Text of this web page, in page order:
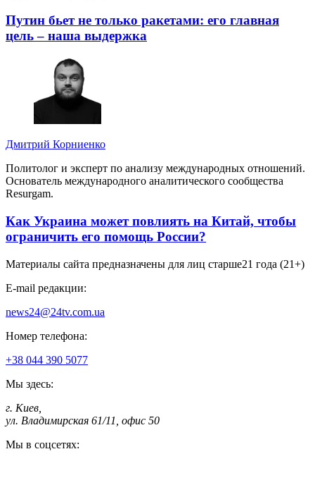
Путин бьет не только ракетами: его главная
цель – наша выдержка
Дмитрий Корниенко
Политолог и эксперт по анализу международных отношений.
Основатель международного аналитического сообщества
Resurgam.
Как Украина может повлиять на Китай, чтобы
ограничить его помощь России?
Материалы сайта предназначены для лиц старше21 года (21+)
E-mail редакции:
news24@24tv.com.ua
Номер телефона:
+38 044 390 5077
Мы здесь:
г. Киев
ул. Владимирская 61/11, офис 50
Мы в соцсетях: